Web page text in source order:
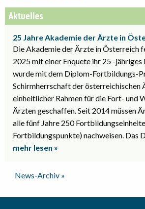
News-Archiv »
Aktuelles
25 Jahre Akademie der Ärzte in
Die Akademie der Ärzte in Österreich
2025 mit einer Enquete ihr 25 -jähriges
wurde mit dem Diplom-Fortbildungs-
Schirmherrschaft der österreichischen
einheitlicher Rahmen für die Fort- und
Ärzten geschaffen. Seit 2014 müssen
alle fünf Jahre 250
Fortbildungspunkte) nachweisen. Das
mehr lesen »